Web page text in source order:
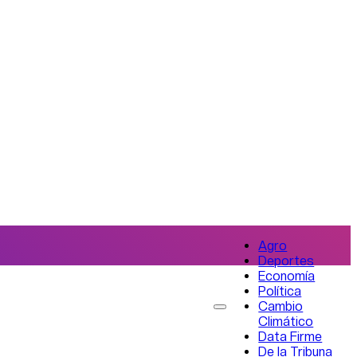
Agro
Deportes
Economía
Política
Cambio
Climático
Data Firme
De la Tribuna